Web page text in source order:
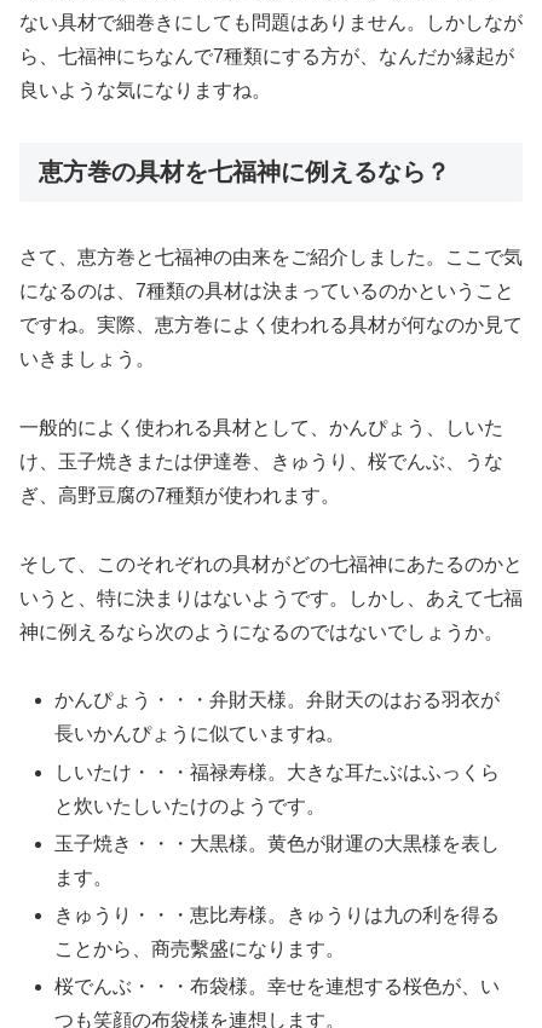
ない具材で細巻きにしても問題はありません。しかしなが
ら、七福神にちなんで7種類にする方が、なんだか縁起が
良いような気になりますね。
恵方巻の具材を七福神に例えるなら？
さて、恵方巻と七福神の由来をご紹介しました。ここで気
になるのは、7種類の具材は決まっているのかということ
ですね。実際、恵方巻によく使われる具材が何なのか見て
いきましょう。
一般的によく使われる具材として、かんぴょう、しいた
け、玉子焼きまたは伊達巻、きゅうり、桜でんぶ、うな
ぎ、高野豆腐の7種類が使われます。
そして、このそれぞれの具材がどの七福神にあたるのかと
いうと、特に決まりはないようです。しかし、あえて七福
神に例えるなら次のようになるのではないでしょうか。
かんぴょう・・・弁財天様。弁財天のはおる羽衣が
長いかんぴょうに似ていますね。
しいたけ・・・福禄寿様。大きな耳たぶはふっくら
と炊いたしいたけのようです。
玉子焼き・・・大黒様。黄色が財運の大黒様を表し
ます。
きゅうり・・・恵比寿様。きゅうりは九の利を得る
ことから、商売繫盛になります。
桜でんぶ・・・布袋様。幸せを連想する桜色が、い
つも笑顔の布袋様を連想します。